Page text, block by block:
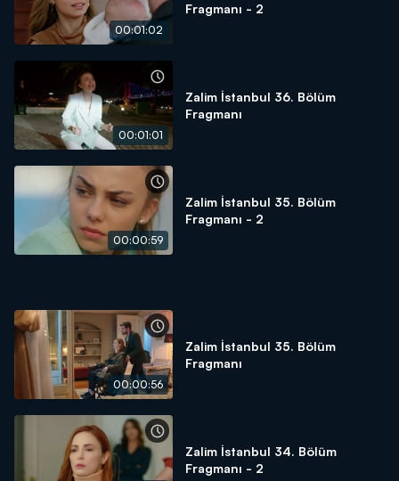
00:01:02
Fragmanı - 2
00:01:01
Zalim İstanbul 36. Bölüm
Fragmanı
00:00:59
Zalim İstanbul 35. Bölüm
Fragmanı - 2
00:00:56
Zalim İstanbul 35. Bölüm
Fragmanı
Zalim İstanbul 34. Bölüm
Fragmanı - 2